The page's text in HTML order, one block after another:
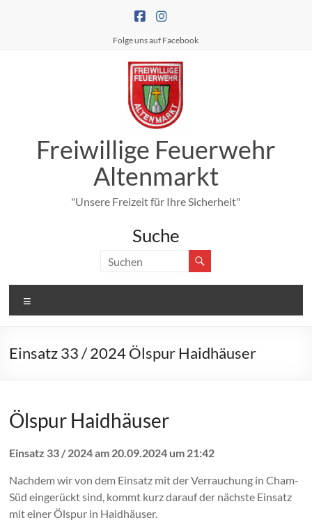
Folge uns auf Facebook
Freiwillige Feuerwehr
Altenmarkt
"Unsere Freizeit für Ihre Sicherheit"
Suche
Einsatz 33 / 2024 Ölspur Haidhäuser
Ölspur Haidhäuser
Einsatz 33 / 2024 am 20.09.2024 um 21:42
Nachdem wir von dem Einsatz mit der Verrauchung in Cham-
Süd eingerückt sind, kommt kurz darauf der nächste Einsatz
mit einer Ölspur in Haidhäuser.